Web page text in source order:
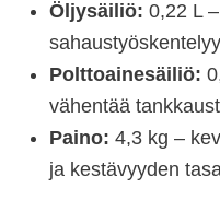
Öljysäiliö: 0,22 L
Polttoainesäiliö:
vähentää
Paino: 4,3 kg –
ja kestävyyden